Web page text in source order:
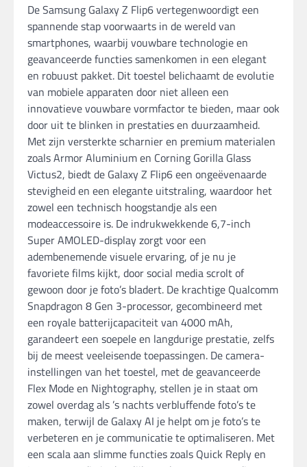
De Samsung Galaxy Z Flip6 vertegenwoordigt een
spannende stap voorwaarts in de wereld van
smartphones, waarbij vouwbare technologie en
geavanceerde functies samenkomen in een elegant
en robuust pakket. Dit toestel belichaamt de evolutie
van mobiele apparaten door niet alleen een
innovatieve vouwbare vormfactor te bieden, maar ook
door uit te blinken in prestaties en duurzaamheid.
Met zijn versterkte scharnier en premium materialen
zoals Armor Aluminium en Corning Gorilla Glass
Victus2, biedt de Galaxy Z Flip6 een ongeëvenaarde
stevigheid en een elegante uitstraling, waardoor het
zowel een technisch hoogstandje als een
modeaccessoire is. De indrukwekkende 6,7-inch
Super AMOLED-display zorgt voor een
adembenemende visuele ervaring, of je nu je
favoriete films kijkt, door social media scrolt of
gewoon door je foto’s bladert. De krachtige Qualcomm
Snapdragon 8 Gen 3-processor, gecombineerd met
een royale batterijcapaciteit van 4000 mAh,
garandeert een soepele en langdurige prestatie, zelfs
bij de meest veeleisende toepassingen. De camera-
instellingen van het toestel, met de geavanceerde
Flex Mode en Nightography, stellen je in staat om
zowel overdag als ’s nachts verbluffende foto’s te
maken, terwijl de Galaxy AI je helpt om je foto’s te
verbeteren en je communicatie te optimaliseren. Met
een scala aan slimme functies zoals Quick Reply en